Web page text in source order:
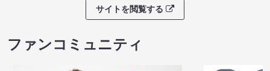
サイトを閲覧する
ファンコミュニティ